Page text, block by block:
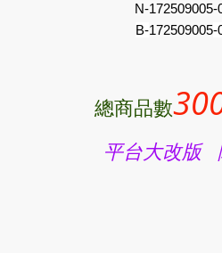
N-172509005-
B-172509005-
總商品數
平台大改版